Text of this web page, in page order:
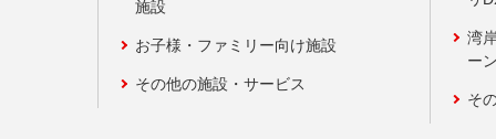
施設
お子様・ファミリー向け施設
その他の施設・サービス
湾
ー
そ